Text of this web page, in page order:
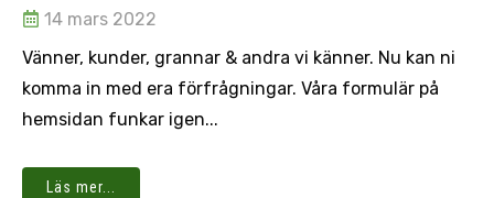
14 mars 2022
Vänner, kunder, grannar & andra vi känner. Nu kan ni
komma in med era förfrågningar. Våra formulär på
hemsidan funkar igen...
Läs mer...